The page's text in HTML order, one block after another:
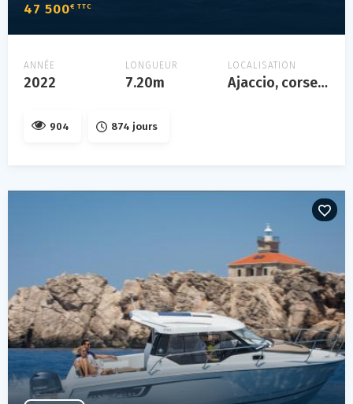
47 500€ TTC
ANNÉE
2022
LONGUEUR
7.20m
LOCALISATION
Ajaccio, corse, france
904 874 jours